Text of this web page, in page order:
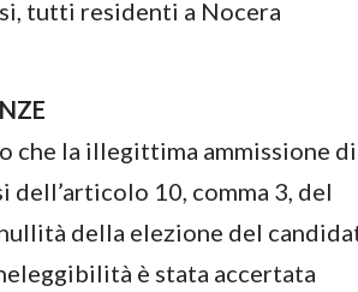
tutti residenti a Nocera
che la illegittima ammissione
dell’articolo 10, comma 3, del
della elezione del
è stata accertata